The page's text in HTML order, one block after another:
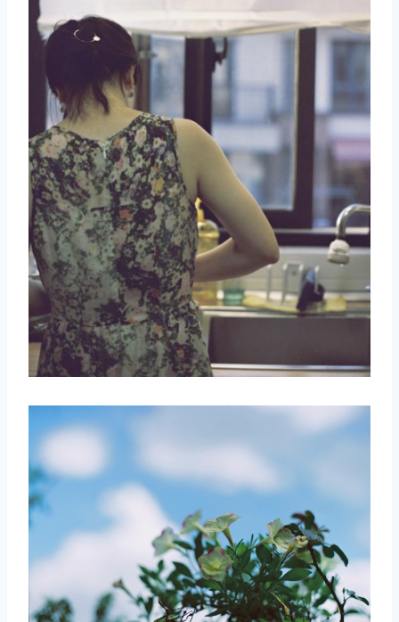
取消 搜索